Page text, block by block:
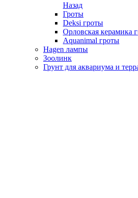
Назад
Гроты
Deksi гроты
Орловская керамика
Aquanimal гроты
Hagen лампы
Зоолинк
Грунт для аквариума и